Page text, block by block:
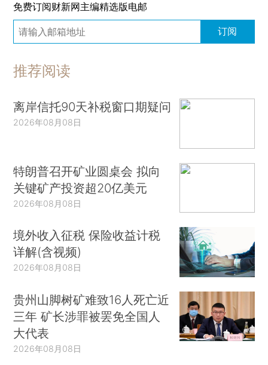
免费订阅财新网主编精选版电邮
订阅
推荐阅读
离岸信托90天补税窗口期疑问
2026年08月08日
特朗普召开矿业圆桌会 拟向
关键矿产投资超20亿美元
2026年08月08日
境外收入征税 保险收益计税
详解(含视频)
2026年08月08日
贵州山脚树矿难致16人死亡近
三年 矿长涉罪被罢免全国人
大代表
2026年08月08日